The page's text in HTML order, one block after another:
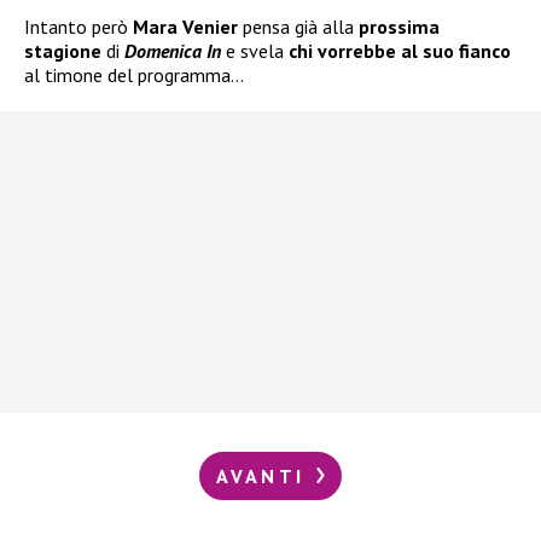
Intanto però Mara Venier pensa già alla prossima
stagione di Domenica In e svela chi vorrebbe al suo fianco
al timone del programma…
AVANTI